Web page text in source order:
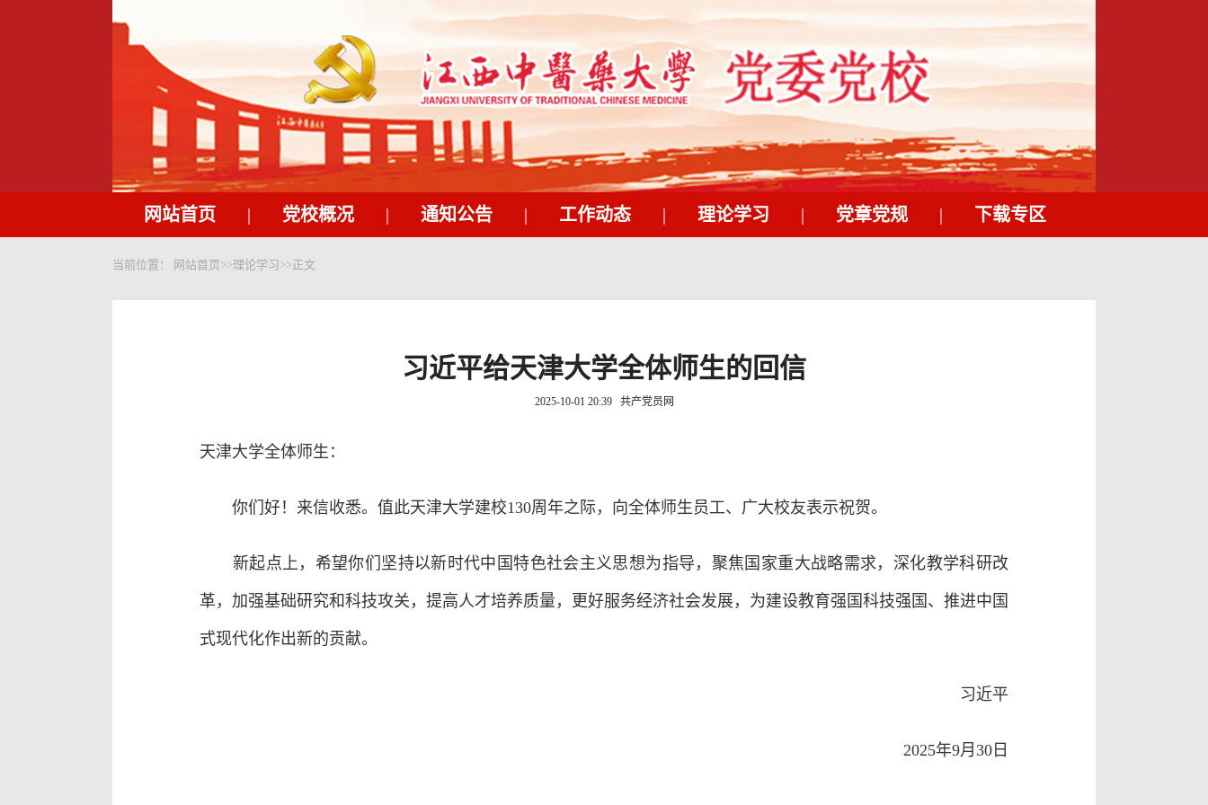
网站首页 | 党校概况 | 通知公告 | 工作动态 | 理论学习 | 党章党规 | 下载专区
当前位置： 网站首页>>理论学习 >>正文
习近平给天津大学全体师生的回信
2025-10-01 20:39 共产党员网
天津大学全体师生：
你们好！来信收悉。值此天津大学建校130周年之际，向全体师生员工、广大校友表示祝贺。
新起点上，希望你们坚持以新时代中国特色社会主义思想为指导，聚焦国家重大战略需求，深化教学科研改
革，加强基础研究和科技攻关，提高人才培养质量，更好服务经济社会发展，为建设教育强国科技强国、推进中国
式现代化作出新的贡献。
习近平
2025年9月30日